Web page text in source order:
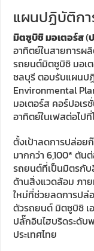
แผนปฏิบัติกา
มิตซูบิชิ มอเตอร์ส(
อาทิตย์ในสายการผ
รถยนต์มิตซูบิชิ มอเ
ชลบุรี ตอบรับแผนป
Environmental
มอเตอร์ส คอร์ปอเ
อาทิตย์ในเฟสต่อไป
ตั้งเป้าลดการปล่อย
มากกว่า 6,100* ตัน
รถยนต์ที่เป็นมิตรกั
ด้านสิ่งแวดล้อม ภา
ใหม่ที่ช่วยลดการปล่
ตัวรถยนต์ มิตซูบิชิ เ
ปลั๊กอินไฮบริดระดับ
ประเทศไทย